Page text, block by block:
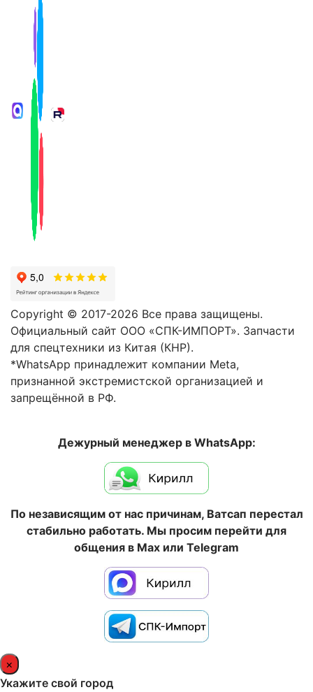
Copyright © 2017-2026 Все права защищены.
Официальный сайт ООО «СПК-ИМПОРТ». Запчасти
для спецтехники из Китая (КНР).
*WhatsApp принадлежит компании Meta,
признанной экстремистской организацией и
запрещённой в РФ.
Дежурный менеджер в WhatsApp:
По независящим от нас причинам, Ватсап перестал
стабильно работать. Мы просим перейти для
общения в Max или Telegram
×
Укажите свой город